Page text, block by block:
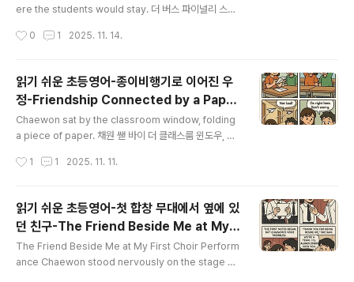
of chocolate wrapped in shiny foil. 잇..
ere the students would stay. 더 버스 파이널리 스탑
드디어 버스가 멈췄고, 학생들이 머물 숙소 앞에 도착했다.
캐리잉 데어 백스. 채원과 현일은 가방을 들고 함께 버스에
서 내렸다. The air was fresh, and the mountains lo
oked beautiful. 디 에어 워즈 프레시, 앤 더 마운틴즈 룩
트 뷰티풀. 공기는 상쾌했고, 산이 아름다워 보였다. Insid
0 1 2025. 11. 14.
읽기 쉬운 초등영어-종이비행기로 이어진 우
정-Friendship Connected by a Paper
Airplane
Chaewon sat by the classroom window, folding
a piece of paper. 채원 쌛 바이 더 클래스룸 윈도우, 폴
장을 접고 있었다. She carefully shaped it into a nea
페이퍼 에어플레인. 그녀는 그것을 정성스럽게 접어 단정
한 종이비행기를 만들었다. Hyunil, sitting nearby, lea
ned over curiously. 현일, 시팅 니어바이, 린드 오버 큐
리어슬리. 근처에 앉아 있던 현일이 호기심 가득 몸을 기울
였다. “Wow, that looks great! Can you show me h
1 1 2025. 11. 11.
읽기 쉬운 초등영어- 첫 합창 무대에서 옆에 있
던 친구-The Friend Beside Me at My F
irst Choir Performance
The Friend Beside Me at My First Choir Perform
ance Chaewon stood nervously on the stage wi